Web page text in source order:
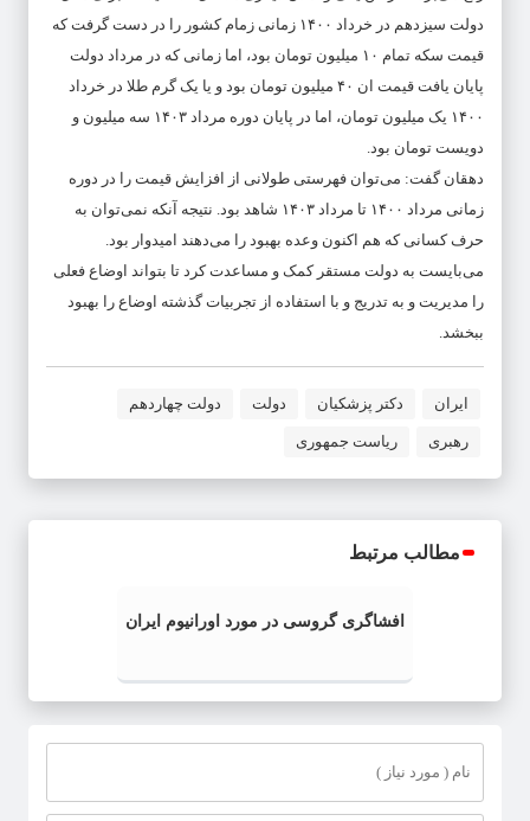
دولت سیزدهم در خرداد ۱۴۰۰ زمانی زمام کشور را در دست گرفت که
قیمت سکه تمام ۱۰ میلیون تومان بود، اما زمانی که در مرداد دولت
پایان یافت قیمت ان ۴۰ میلیون تومان بود و یا یک گرم طلا در خرداد
۱۴۰۰ یک میلیون تومان، اما در پایان دوره مرداد ۱۴۰۳ سه میلیون و
دویست تومان بود.
دهقان گفت: می‌توان فهرستی طولانی از افزایش قیمت را در دوره
زمانی مرداد ۱۴۰۰ تا مرداد ۱۴۰۳ شاهد بود. نتیجه آنکه نمی‌توان به
حرف کسانی که هم اکنون وعده بهبود را می‌دهند امیدوار بود.
می‌بایست به دولت مستقر کمک و مساعدت کرد تا بتواند اوضاع فعلی
را مدیریت و به تدریج و با استفاده از تجربیات گذشته اوضاع را بهبود
ببخشد.
ایران دکتر پزشکیان دولت دولت چهاردهم
رهبری ریاست جمهوری
مطالب مرتبط
افشاگری گروسی در مورد اورانیوم ایران